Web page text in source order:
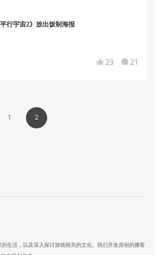
行宇宙2》放出饭制海报
23 21
1 2
生活，以及深入探讨游戏相关的文化。我们开发原创的播客